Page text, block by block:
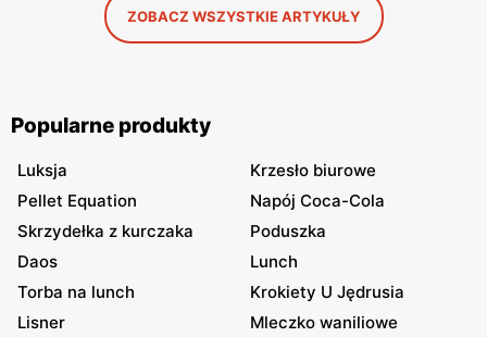
ZOBACZ WSZYSTKIE ARTYKUŁY
Popularne produkty
Luksja
Krzesło biurowe
Pellet Equation
Napój Coca-Cola
Skrzydełka z kurczaka
Poduszka
Daos
Lunch
Torba na lunch
Krokiety U Jędrusia
Lisner
Mleczko waniliowe